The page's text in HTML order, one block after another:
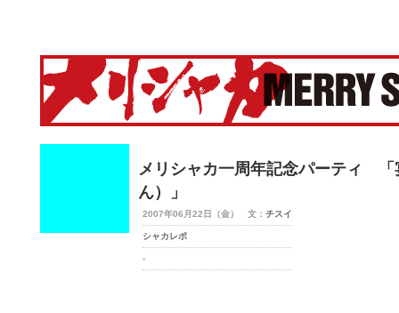
メリシャカ一周年記念パーティ 「
ん）」
2007年06月22日（金） 文： チスイ
シャカレポ
-